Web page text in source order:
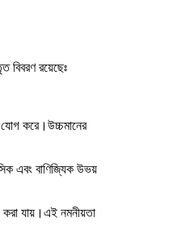
বিবরণ রয়েছেঃ
করে।উচ্চমানের
এবং বাণিজ্যিক উভয়
করা যায়।এই নমনীয়তা